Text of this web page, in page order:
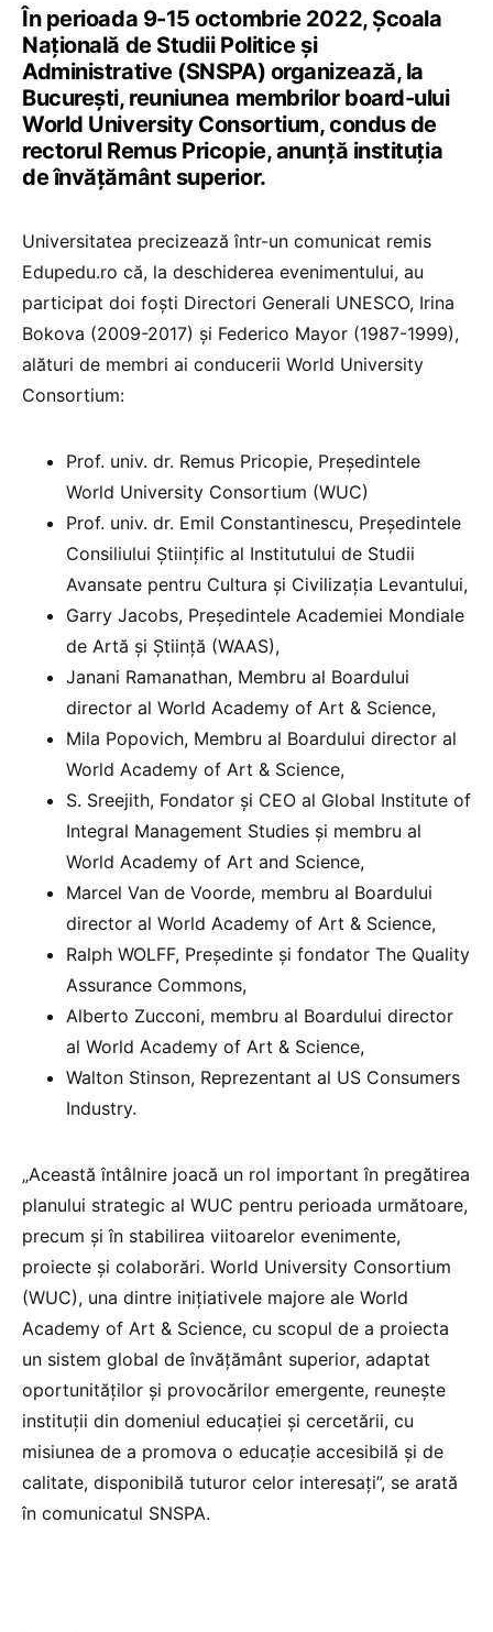
În perioada 9-15 octombrie 2022, Școala
Națională de Studii Politice și
Administrative (SNSPA) organizează, la
București, reuniunea membrilor board-ului
World University Consortium, condus de
rectorul Remus Pricopie, anunță instituția
de învățământ superior.
Universitatea precizează într-un comunicat remis
Edupedu.ro că, la deschiderea evenimentului, au
participat doi foști Directori Generali UNESCO, Irina
Bokova (2009-2017) și Federico Mayor (1987-1999),
alături de membri ai conducerii World University
Consortium:
Prof. univ. dr. Remus Pricopie, Președintele
World University Consortium (WUC)
Prof. univ. dr. Emil Constantinescu, Președintele
Consiliului Științific al Institutului de Studii
Avansate pentru Cultura și Civilizația Levantului,
Garry Jacobs, Președintele Academiei Mondiale
de Artă și Știință (WAAS),
Janani Ramanathan, Membru al Boardului
director al World Academy of Art & Science,
Mila Popovich, Membru al Boardului director al
World Academy of Art & Science,
S. Sreejith, Fondator și CEO al Global Institute of
Integral Management Studies și membru al
World Academy of Art and Science,
Marcel Van de Voorde, membru al Boardului
director al World Academy of Art & Science,
Ralph WOLFF, Președinte și fondator The Quality
Assurance Commons,
Alberto Zucconi, membru al Boardului director
al World Academy of Art & Science,
Walton Stinson, Reprezentant al US Consumers
Industry.
„Această întâlnire joacă un rol important în pregătirea
planului strategic al WUC pentru perioada următoare,
precum și în stabilirea viitoarelor evenimente,
proiecte și colaborări. World University Consortium
(WUC), una dintre inițiativele majore ale World
Academy of Art & Science, cu scopul de a proiecta
un sistem global de învățământ superior, adaptat
oportunităților și provocărilor emergente, reunește
instituții din domeniul educației și cercetării, cu
misiunea de a promova o educație accesibilă și de
calitate, disponibilă tuturor celor interesați”, se arată
în comunicatul SNSPA.